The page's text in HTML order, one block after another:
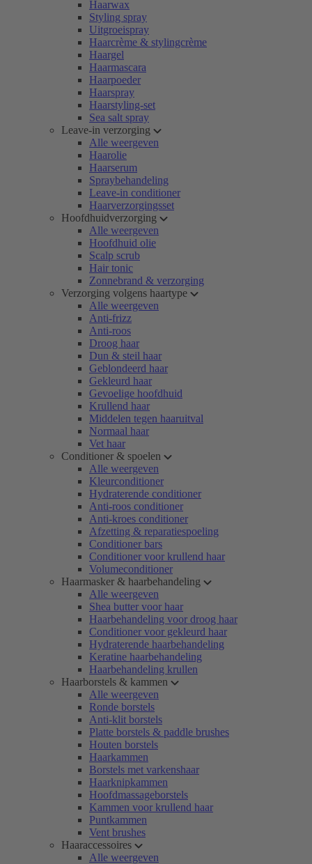
Haarwax
Styling spray
Uitgroeispray
Haarcrème & stylingcrème
Haargel
Haarmascara
Haarpoeder
Haarspray
Haarstyling-set
Sea salt spray
Leave-in verzorging
Alle weergeven
Haarolie
Haarserum
Spraybehandeling
Leave-in conditioner
Haarverzorgingsset
Hoofdhuidverzorging
Alle weergeven
Hoofdhuid olie
Scalp scrub
Hair tonic
Zonnebrand & verzorging
Verzorging volgens haartype
Alle weergeven
Anti-frizz
Anti-roos
Droog haar
Dun & steil haar
Geblondeerd haar
Gekleurd haar
Gevoelige hoofdhuid
Krullend haar
Middelen tegen haaruitval
Normaal haar
Vet haar
Conditioner & spoelen
Alle weergeven
Kleurconditioner
Hydraterende conditioner
Anti-roos conditioner
Anti-kroes conditioner
Afzetting & reparatiespoeling
Conditioner bars
Conditioner voor krullend haar
Volumeconditioner
Haarmasker & haarbehandeling
Alle weergeven
Shea butter voor haar
Haarbehandeling voor droog haar
Conditioner voor gekleurd haar
Hydraterende haarbehandeling
Keratine haarbehandeling
Haarbehandeling krullen
Haarborstels & kammen
Alle weergeven
Ronde borstels
Anti-klit borstels
Platte borstels & paddle brushes
Houten borstels
Haarkammen
Borstels met varkenshaar
Haarknipkammen
Hoofdmassageborstels
Kammen voor krullend haar
Puntkammen
Vent brushes
Haaraccessoires
Alle weergeven